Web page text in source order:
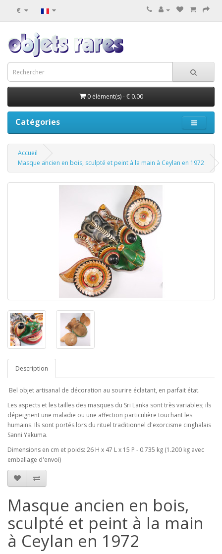
€
0 élément(s) - € 0.00
Catégories
Accueil
Masque ancien en bois, sculpté et peint à la main à Ceylan en 1972
Description
Bel objet artisanal de décoration au sourire éclatant, en parfait état.
Les aspects et les tailles des masques du Sri Lanka sont très variables; ils
dépeignent une maladie ou une affection particulière touchant les
humains. Ils sont portés lors du rituel traditionnel d'exorcisme cinghalais
Sanni Yakuma.
Dimensions en cm et poids: 26 H x 47 L x 15 P - 0.735 kg (1.200 kg avec
emballage d'envoi)
Masque ancien en bois,
sculpté et peint à la main
à Ceylan en 1972